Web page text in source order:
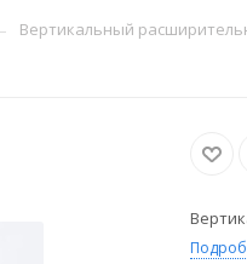
Вертикальный